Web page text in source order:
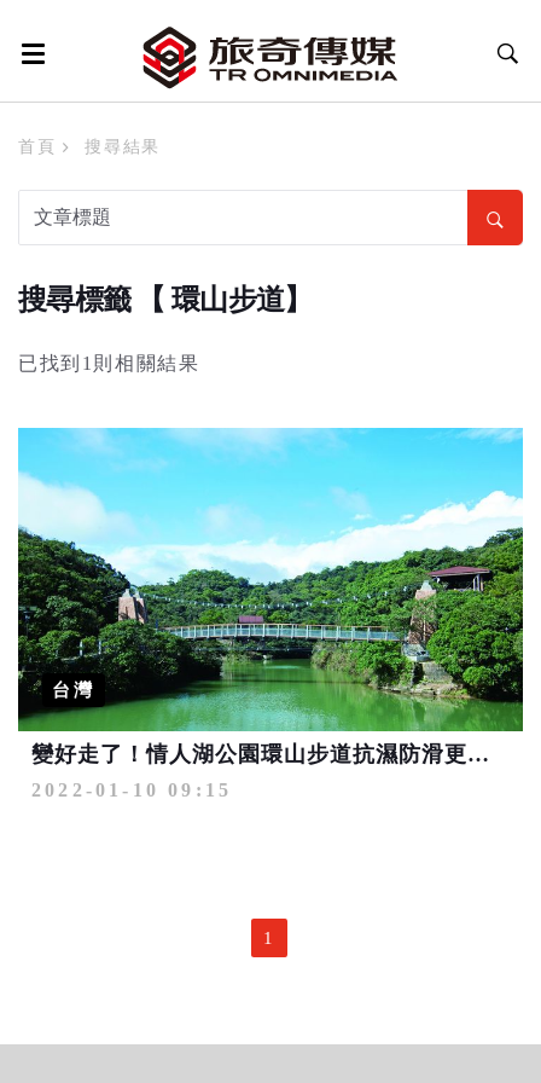
首頁 搜尋結果
搜尋標籤 【 環山步道】
已找到1則相關結果
台灣
變好走了！情人湖公園環山步道抗濕防滑更友善
2022-01-10 09:15
1